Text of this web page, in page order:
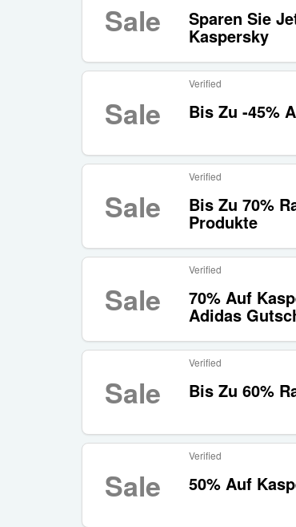
Sale Sparen Sie
Kaspersky
Sale
Verified
Bis Zu -45%
Sale
Verified
Bis Zu 70%
Produkte
Sale
Verified
70% Auf
Adidas
Sale
Verified
Bis Zu 60%
Sale
Verified
50% Auf